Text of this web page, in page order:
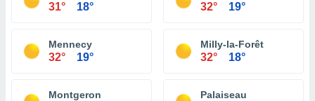
31° 18° 32° 19°
Mennecy
32° 19°
Milly-la-Forêt
32° 18°
Montgeron Palaiseau